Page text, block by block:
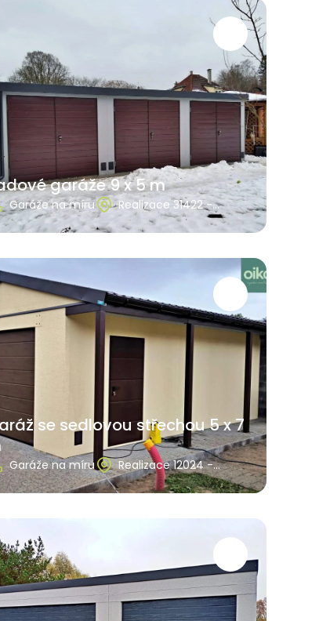
garáže 9 x 5 m
Garáže na míru
Realizace 31422 -
Jihočeský kraj, Ústí
se sedlovou střechou 5 x 7
Garáže na míru
Realizace 12024 -
Jihomoravský kraj